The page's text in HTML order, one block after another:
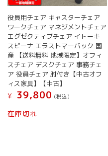
役員用チェア キャスターチェア
ワークチェア マネジメントチェア
エグゼクティブチェア イトーキ
スピーナ エラストマーバック 国
産 【送料無料 地域限定】オフィ
スチェア デスクチェア 事務チェ
ア 役員チェア 肘付き【中古オフ
ィス家具】【中古】
¥
39,800 (税込）
在庫切れ